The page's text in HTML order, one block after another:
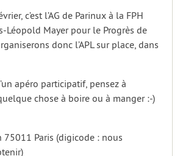
c’est l’AG de Parinux à la FPH
Léopold Mayer pour le Progrès de
donc l’APL sur place, dans
apéro participatif, pensez à
chose à boire ou à manger :-)
75011 Paris (digicode : nous